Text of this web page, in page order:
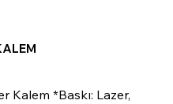
Kalem *Baskı: Lazer,